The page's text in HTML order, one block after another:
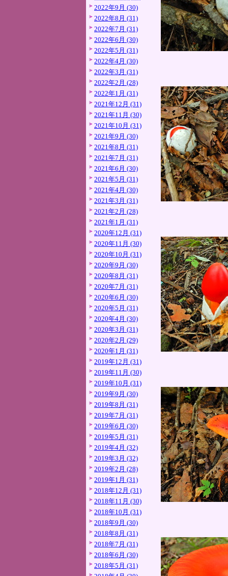
2022年9月 (30)
2022年8月 (31)
2022年7月 (31)
2022年6月 (30)
2022年5月 (31)
2022年4月 (30)
2022年3月 (31)
2022年2月 (28)
2022年1月 (31)
2021年12月 (31)
2021年11月 (30)
2021年10月 (31)
2021年9月 (30)
2021年8月 (31)
2021年7月 (31)
2021年6月 (30)
2021年5月 (31)
2021年4月 (30)
2021年3月 (31)
2021年2月 (28)
2021年1月 (31)
2020年12月 (31)
2020年11月 (30)
2020年10月 (31)
2020年9月 (30)
2020年8月 (31)
2020年7月 (31)
2020年6月 (30)
2020年5月 (31)
2020年4月 (30)
2020年3月 (31)
2020年2月 (29)
2020年1月 (31)
2019年12月 (31)
2019年11月 (30)
2019年10月 (31)
2019年9月 (30)
2019年8月 (31)
2019年7月 (31)
2019年6月 (30)
2019年5月 (31)
2019年4月 (32)
2019年3月 (32)
2019年2月 (28)
2019年1月 (31)
2018年12月 (31)
2018年11月 (30)
2018年10月 (31)
2018年9月 (30)
2018年8月 (31)
2018年7月 (31)
2018年6月 (30)
2018年5月 (31)